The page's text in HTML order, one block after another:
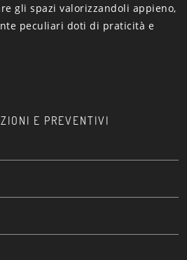
gli spazi valorizzandoli appieno,
peculiari doti di praticità e
E PREVENTIVI